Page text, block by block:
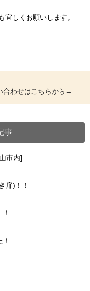
しくお願いします。
合わせはこちらから→
事
市内]
扉)！！